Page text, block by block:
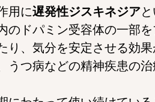
用に遅発性ジスキネジア
のドパミン受容体の一部
り、気分を安定させる効
うつ病などの精神疾患の治